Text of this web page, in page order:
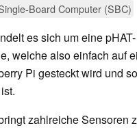
Board Computer (SBC)
es sich um eine pHAT-
welche also einfach auf
Pi gesteckt wird und
zahlreiche Sensoren